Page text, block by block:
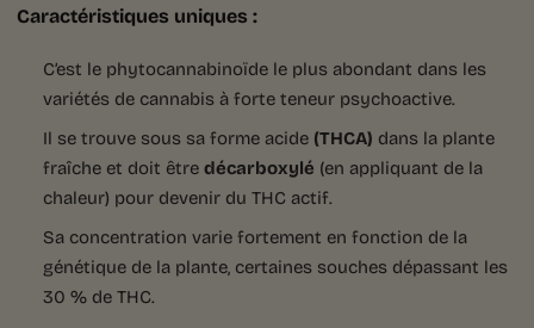
Caractéristiques uniques :
C’est le phytocannabinoïde le plus abondant dans les
variétés de cannabis à forte teneur psychoactive.
Il se trouve sous sa forme acide (THCA) dans la plante
fraîche et doit êtredécarboxylé (en appliquant de la
chaleur) pour devenir du THC actif.
Sa concentration varie fortement en fonction de la
génétique de la plante, certaines souches dépassant les
30 % de THC.